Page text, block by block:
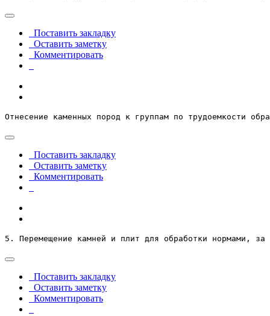
Поставить закладку
Оставить заметку
Комментировать
Отнесение каменных пород к группам по трудоемкости
Поставить закладку
Оставить заметку
Комментировать
5. Перемещение камней и плит для обработки нормами, за
Поставить закладку
Оставить заметку
Комментировать